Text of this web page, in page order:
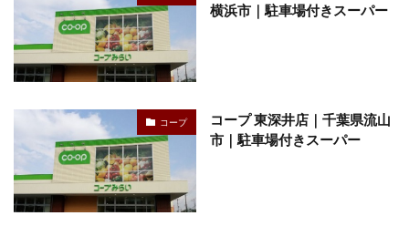
横浜市｜駐車場付きスーパー
コープ
コープ 東深井店｜千葉県流山
市｜駐車場付きスーパー